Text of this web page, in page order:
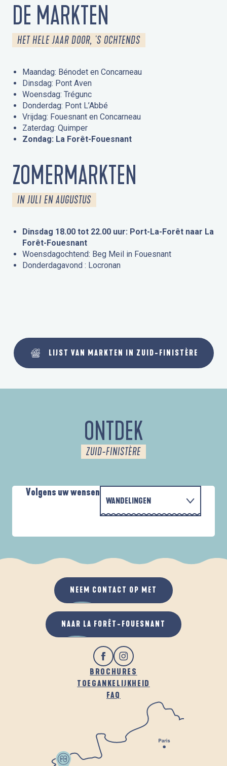
DE MARKTEN
HET HELE JAAR DOOR, 'S OCHTENDS
Maandag: Bénodet en Concarneau
Dinsdag: Pont Aven
Woensdag: Trégunc
Donderdag: Pont L’Abbé
Vrijdag: Fouesnant en Concarneau
Zaterdag: Quimper
Zondag: La Forêt-Fouesnant
ZOMERMARKTEN
IN JULI EN AUGUSTUS
Dinsdag 18.00 tot 22.00 uur: Port-La-Forêt naar La
Forêt-Fouesnant
Woensdagochtend: Beg Meil in Fouesnant
Donderdagavond : Locronan
LIJST VAN MARKTEN IN ZUID-FINISTÈRE
ONTDEK
ZUID-FINISTÈRE
Volgens uw wensen
WANDELINGEN
ALS HET REGENT
IN DE FRISSE LUCHT
PARCOURS D'INTERPRÉTATION DE L'ANSE
BROCHURES
TOEGANKELIJKHEID
FAQ
NEEM CONTACT OP MET
NAAR LA FORÊT-FOUESNANT